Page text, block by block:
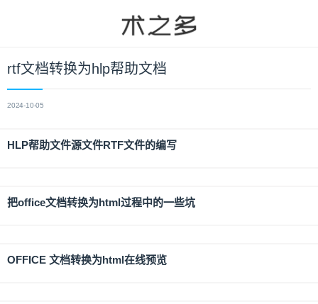
rtf文档转换为hlp帮助文档
2024-10-05
HLP帮助文件源文件RTF文件的编写
把office文档转换为html过程中的一些坑
OFFICE 文档转换为html在线预览